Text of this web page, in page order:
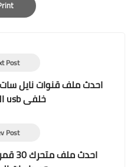
Post
احدث ملف قنوات نايل
المزودة بــ usb خلفى
Post